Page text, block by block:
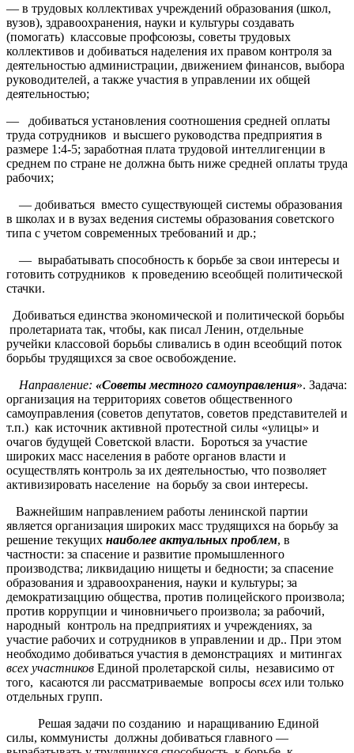
— в трудовых коллективах учреждений образования (школ,
вузов), здравоохранения, науки и культуры создавать
(помогать) классовые профсоюзы, советы трудовых
коллективов и добиваться наделения их правом контроля за
деятельностью администрации, движением финансов, выбора
руководителей, а также участия в управлении их общей
деятельностью;
— добиваться установления соотношения средней оплаты
труда сотрудников и высшего руководства предприятия в
размере 1:4-5; заработная плата трудовой интеллигенции в
среднем по стране не должна быть ниже средней оплаты труда
рабочих;
— добиваться вместо существующей системы образования
в школах и в вузах ведения системы образования советского
типа с учетом современных требований и др.;
— вырабатывать способность к борьбе за свои интересы и
готовить сотрудников к проведению всеобщей политической
стачки.
Добиваться единства экономической и политической борьбы
пролетариата так, чтобы, как писал Ленин, отдельные
ручейки классовой борьбы сливались в один всеобщий поток
борьбы трудящихся за свое освобождение.
Направление: «Советы местного самоуправления». Задача:
организация на территориях советов общественного
самоуправления (советов депутатов, советов представителей и
т.п.) как источник активной протестной силы «улицы» и
очагов будущей Советской власти. Бороться за участие
широких масс населения в работе органов власти и
осуществлять контроль за их деятельностью, что позволяет
активизировать население на борьбу за свои интересы.
Важнейшим направлением работы ленинской партии
является организация широких масс трудящихся на борьбу за
решение текущих наиболее актуальных проблем, в
частности: за спасение и развитие промышленного
производства; ликвидацию нищеты и бедности; за спасение
образования и здравоохранения, науки и культуры; за
демократизаццию общества, против полицейского произвола;
против коррупции и чиновничьего произвола; за рабочий,
народный контроль на предприятиях и учреждениях, за
участие рабочих и сотрудников в управлении и др.. При этом
необходимо добиваться участия в демонстрациях и митингах
всех участников Единой пролетарской силы, независимо от
того, касаются ли рассматриваемые вопросы всех или только
отдельных групп.
Решая задачи по созданию и наращиванию Единой
силы, коммунисты должны добиваться главного —